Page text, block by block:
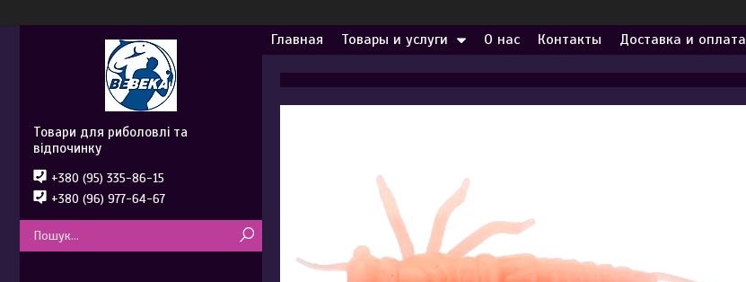
Главная Товары и услуги О нас Контакты Доставка и оплата
Товари для риболовлі та
відпочинку
+380 (95) 335-86-15
+380 (96) 977-64-67